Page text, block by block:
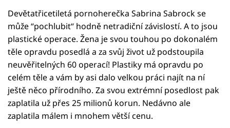
Devětatřicetiletá pornoherečka Sabrina Sabrock se
může “pochlubit“ hodně netradiční závislostí. A to jsou
plastické operace. Žena je svou touhou po dokonalém
těle opravdu posedlá a za svůj život už podstoupila
neuvěřitelných 60 operací! Plastiky má opravdu po
celém těle a vám by asi dalo velkou práci najít na ní
ještě něco přírodního. Za svou extrémní posedlost pak
zaplatila už přes 25 milionů korun. Nedávno ale
zaplatila málem i mnohem větší cenu.